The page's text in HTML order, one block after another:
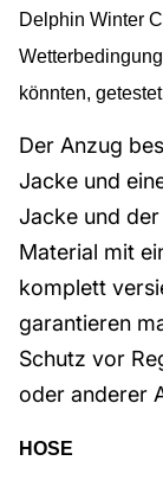
Delphin Winter
könnten,
Der Anzug
Jacke und
Jacke und
Material mit
komplett
garantieren
Schutz vor
oder anderer
HOSE